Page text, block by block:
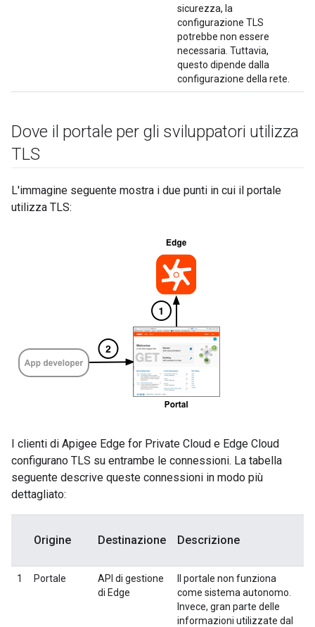
sicurezza, la
configurazione TLS
potrebbe non essere
necessaria. Tuttavia,
questo dipende dalla
configurazione della rete.
Dove il portale per gli sviluppatori utilizza
TLS
L'immagine seguente mostra i due punti in cui il portale
utilizza TLS:
I clienti di Apigee Edge for Private Cloud e Edge Cloud
configurano TLS su entrambe le connessioni. La tabella
seguente descrive queste connessioni in modo più
dettagliato:
Origine Destinazione Descrizione
1 Portale
API di gestione
di Edge
Il portale non funziona
come sistema autonomo.
Invece, gran parte delle
informazioni utilizzate dal